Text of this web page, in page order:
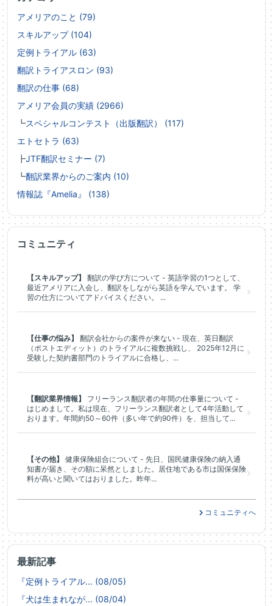
アメリアのこと (79)
スキルアップ (104)
定例トライアル (63)
翻訳トライアスロン (93)
翻訳の仕事 (68)
アメリア会員の実績 (2966)
┗スペシャルコンテスト（出版翻訳） (117)
エトセトラ (63)
┣JTF翻訳セミナー (7)
┗翻訳業界からのご案内 (10)
情報誌『Amelia』 (138)
最新記事
『定例トライアル... (08/05)
『犬は生まれなが... (08/04)
コミュニティ
【スキルアップ】
翻訳の学び方について - 英語学習の1つとして、
最近アメリアに入会し、翻訳をしながら英語を学んでいます。 学
習の仕方についてアドバイスください。 ...
【仕事の悩み】
翻訳会社からの案件が来ない - 現在、英日翻訳
（ポストエディット）のトライアルに複数挑戦し、 2025年12月に
受験した契約書部門のトライアルに合格し、...
【翻訳業界情報】
フリーランス翻訳者の年間の仕事量について -
はじめまして。私は現在、フリーランス翻訳者として4年活動して
おります。年間約50～60件（多い年で約90件）を、担当して...
【その他】
健康保険組合について - 先日、国民健康保険の納入通
知書が届き、その額に呆然としました。居住地である市は国保保険
料が高いと聞いてはおりました。昨年...
コミュニティへ